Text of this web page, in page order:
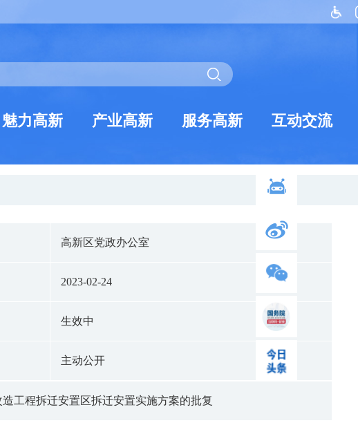
魅力高新 产业高新 服务高新 互动交流
高新区党政办公室
2023-02-24
生效中
主动公开
工程拆迁安置区拆迁安置实施方案的批复